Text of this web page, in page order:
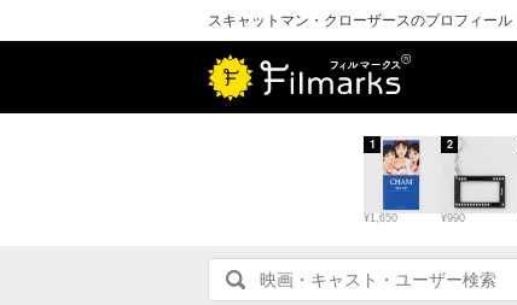
スキャットマン・クローザースのプロフィール
¥1,650
1
¥990
2